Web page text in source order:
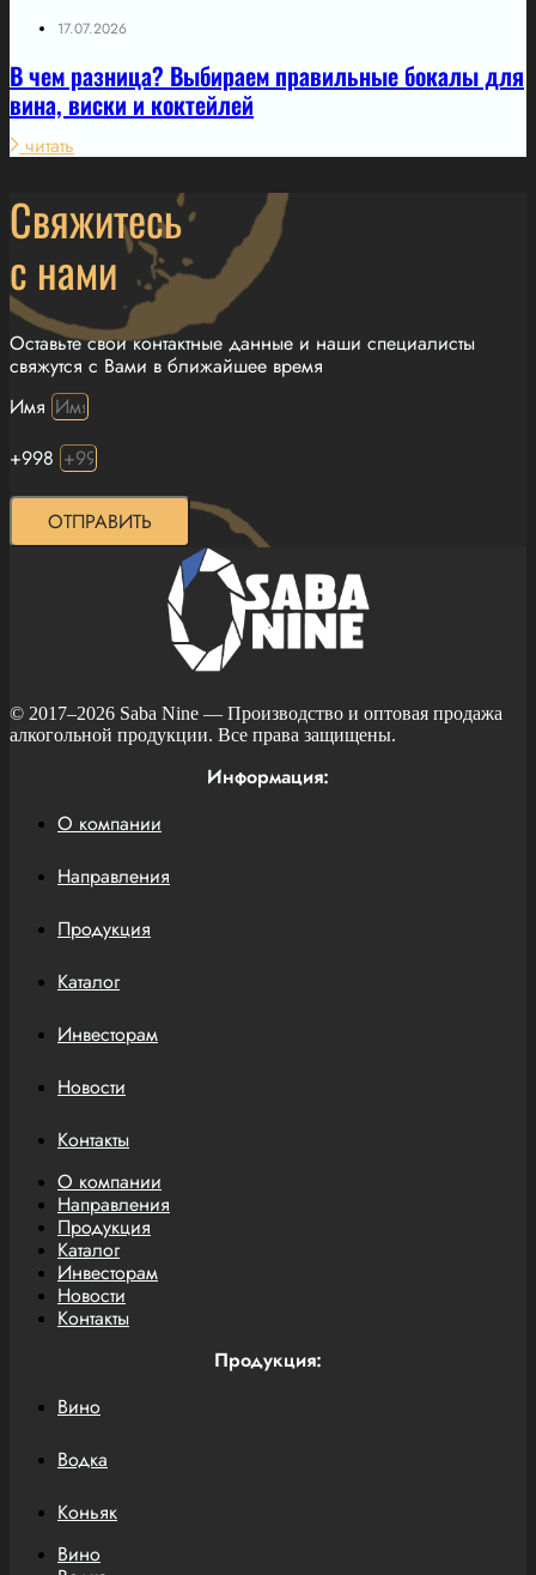
17.07.2026
В чем разница? Выбираем правильные бокалы для
вина, виски и коктейлей
читать
Свяжитесь
с нами
Оставьте свои контактные данные и наши специалисты
свяжутся с Вами в ближайшее время
Имя
+998
ОТПРАВИТЬ
© 2017–2026 Saba Nine — Производство и оптовая продажа
алкогольной продукции. Все права защищены.
Информация:
О компании
Направления
Продукция
Каталог
Инвесторам
Новости
Контакты
О компании
Направления
Продукция
Каталог
Инвесторам
Новости
Контакты
Продукция:
Вино
Водка
Коньяк
Вино